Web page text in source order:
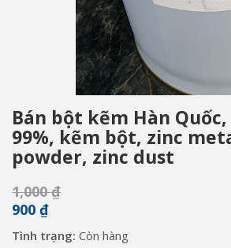
Bán bột kẽm Hàn
99%, kẽm bột, zinc
powder, zinc dust
1,000₫
900 ₫
Tình trạng: Còn hàng